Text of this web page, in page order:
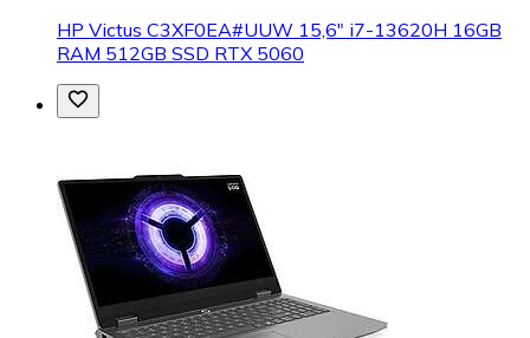
HP Victus C3XF0EA#UUW 15,6" i7-13620H 16GB
RAM 512GB SSD RTX 5060